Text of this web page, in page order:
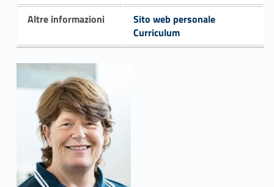
Altre informazioni
Sito web personale
Curriculum